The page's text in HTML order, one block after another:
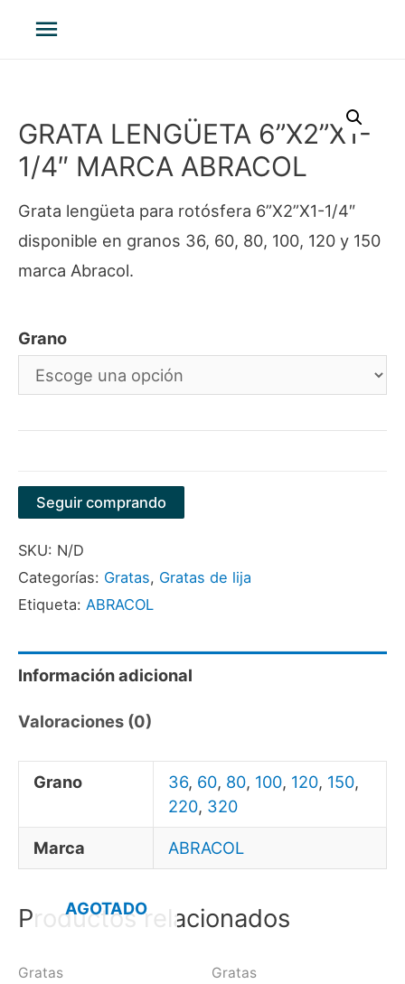
Menú
GRATA LENGÜETA 6”X2”X1-
1/4″ MARCA ABRACOL
Grata lengüeta para rotósfera 6”X2”X1-1/4″
disponible en granos 36, 60, 80, 100, 120 y 150
marca Abracol.
Grano
Seguir comprando
SKU: N/D
Categorías: Gratas, Gratas de lija
Etiqueta: ABRACOL
Información adicional
Valoraciones (0)
Grano 36, 60, 80, 100, 120, 150,
220, 320
Marca ABRACOL
Productos relacionados
AGOTADO
Gratas
Gratas